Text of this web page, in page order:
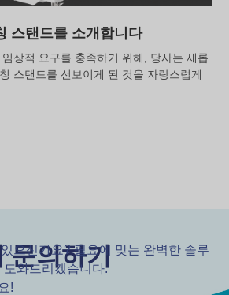
스탠드를 소개합니다
상적 요구를 충족하기 위해, 당사는 새롭
스탠드를 선보이게 된 것을 자랑스럽게
문의하기
으신가요? 필요에 맞는 완벽한 솔루
도와드리겠습니다.
!